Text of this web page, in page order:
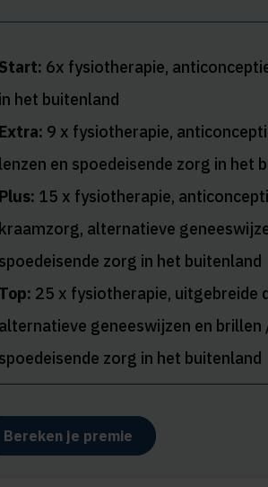
Start: 6x fysiotherapie,
in het buitenland
Extra: 9 x fysiotherapie,
lenzen en spoedeisende zorg in het
Plus: 15 x fysiotherapie,
kraamzorg, alternatieve
spoedeisende zorg in het buitenland
Top: 25 x fysiotherapie, uitgebreide
alternatieve geneeswijzen en brillen
spoedeisende zorg in het buitenland
Bereken je premie